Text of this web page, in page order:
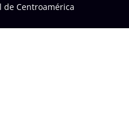
de Centroamérica